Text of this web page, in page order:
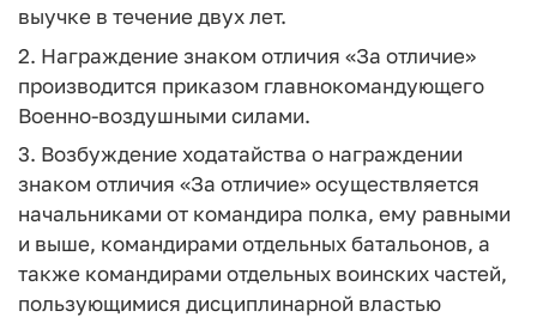
выучке в течение двух лет.
2. Награждение знаком отличия «За отличие»
производится приказом главнокомандующего
Военно-воздушными силами.
3. Возбуждение ходатайства о награждении
знаком отличия «За отличие» осуществляется
начальниками от командира полка, ему равными
и выше, командирами отдельных батальонов, а
также командирами отдельных воинских частей,
пользующимися дисциплинарной властью